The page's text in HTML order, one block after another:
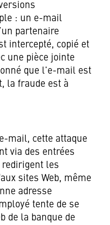
: un e-mail
partenaire
intercepté, copié et
une pièce jointe
que l'e-mail est
la fraude est à
mail, cette attaque
via des entrées
redirigent les
sites Web, même
adresse
tente de se
de la banque de